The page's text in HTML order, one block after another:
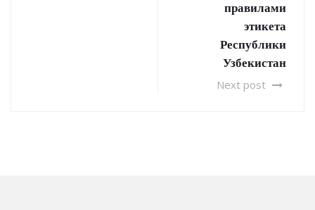
правилами
этикета
Республики
Узбекистан
Next post